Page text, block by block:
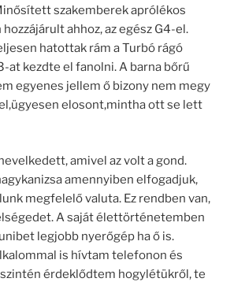
szakemberek aprólékos
ahhoz, az egész G4-el.
hatottak rám a Turbó rágó
at kezdte el fanolni. A barna bőrű
egyenes jellem ő bizony nem megy
elosont,mintha ott se lett
amivel az volt a gond.
amennyiben elfogadjuk,
megfelelő valuta. Ez rendben van,
A saját élettörténetemben
legjobb nyerőgép ha ő is.
is hívtam telefonon és
érdeklődtem hogylétükről, te